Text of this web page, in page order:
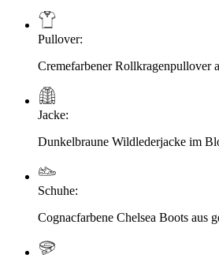
Pullover:
Cremefarbener Rollkragenpullover
Jacke:
Dunkelbraune Wildlederjacke im
Schuhe:
Cognacfarbene Chelsea Boots aus